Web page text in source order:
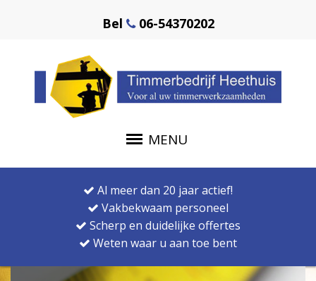
Bel 06-54370202
MENU
Al meer dan 20 jaar actief!
Vakbekwaam personeel
Scherp en duidelijke offertes
Weten waar u aan toe bent